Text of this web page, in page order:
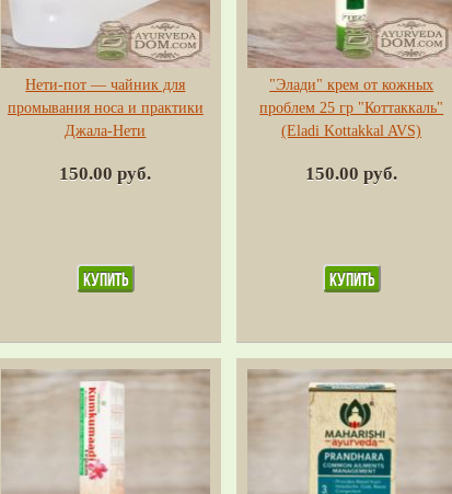
Нети-пот — чайник для
промывания носа и практики
Джала-Нети
150.00 руб.
"Элади" крем от кожных
проблем 25 гр "Коттаккаль"
(Eladi Kottakkal AVS)
150.00 руб.